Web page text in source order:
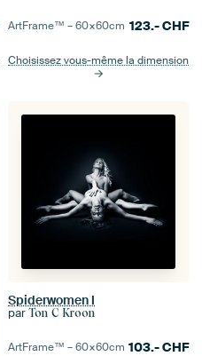
ArtFrame™ –60×60cm 123.-CHF
Choisissez vous-même la dimension
Spiderwomen I
par Ton C Kroon
ArtFrame™ –60×60cm 103.-CHF